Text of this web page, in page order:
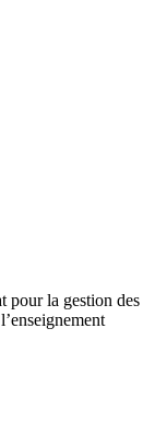
pour la gestion des